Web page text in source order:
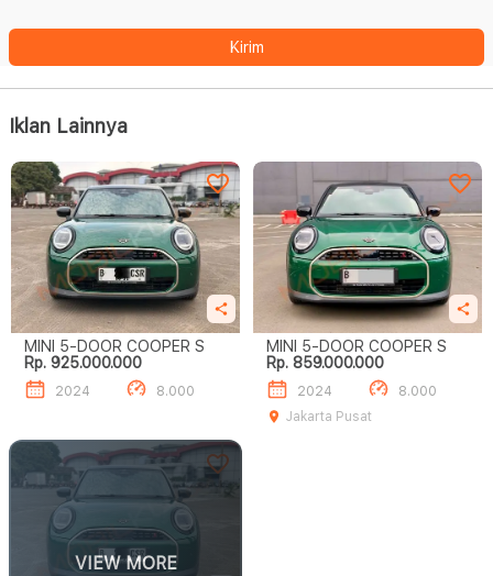
Kirim
Iklan Lainnya
MINI 5-DOOR COOPER S
Rp. 925.000.000
2024 8.000
MINI 5-DOOR COOPER S
Rp. 859.000.000
2024
8.000
Jakarta Pusat
VIEW MORE